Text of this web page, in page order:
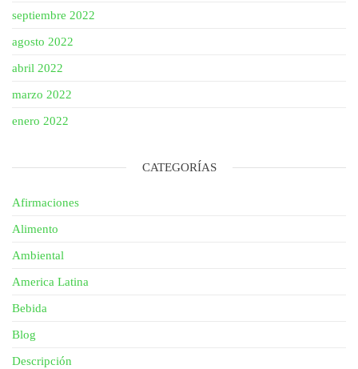
septiembre 2022
agosto 2022
abril 2022
marzo 2022
enero 2022
CATEGORÍAS
Afirmaciones
Alimento
Ambiental
America Latina
Bebida
Blog
Descripción